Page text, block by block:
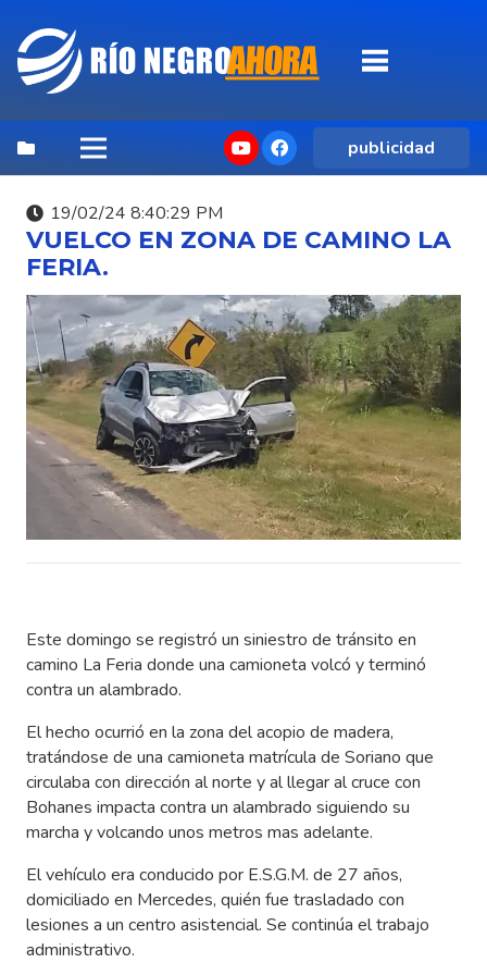
publicidad
19/02/24 8:40:29 PM
VUELCO EN ZONA DE CAMINO LA
FERIA.
Este domingo se registró un siniestro de tránsito en
camino La Feria donde una camioneta volcó y terminó
contra un alambrado.
El hecho ocurrió en la zona del acopio de madera,
tratándose de una camioneta matrícula de Soriano que
circulaba con dirección al norte y al llegar al cruce con
Bohanes impacta contra un alambrado siguiendo su
marcha y volcando unos metros mas adelante.
El vehículo era conducido por E.S.G.M. de 27 años,
domiciliado en Mercedes, quién fue trasladado con
lesiones a un centro asistencial. Se continúa el trabajo
administrativo.